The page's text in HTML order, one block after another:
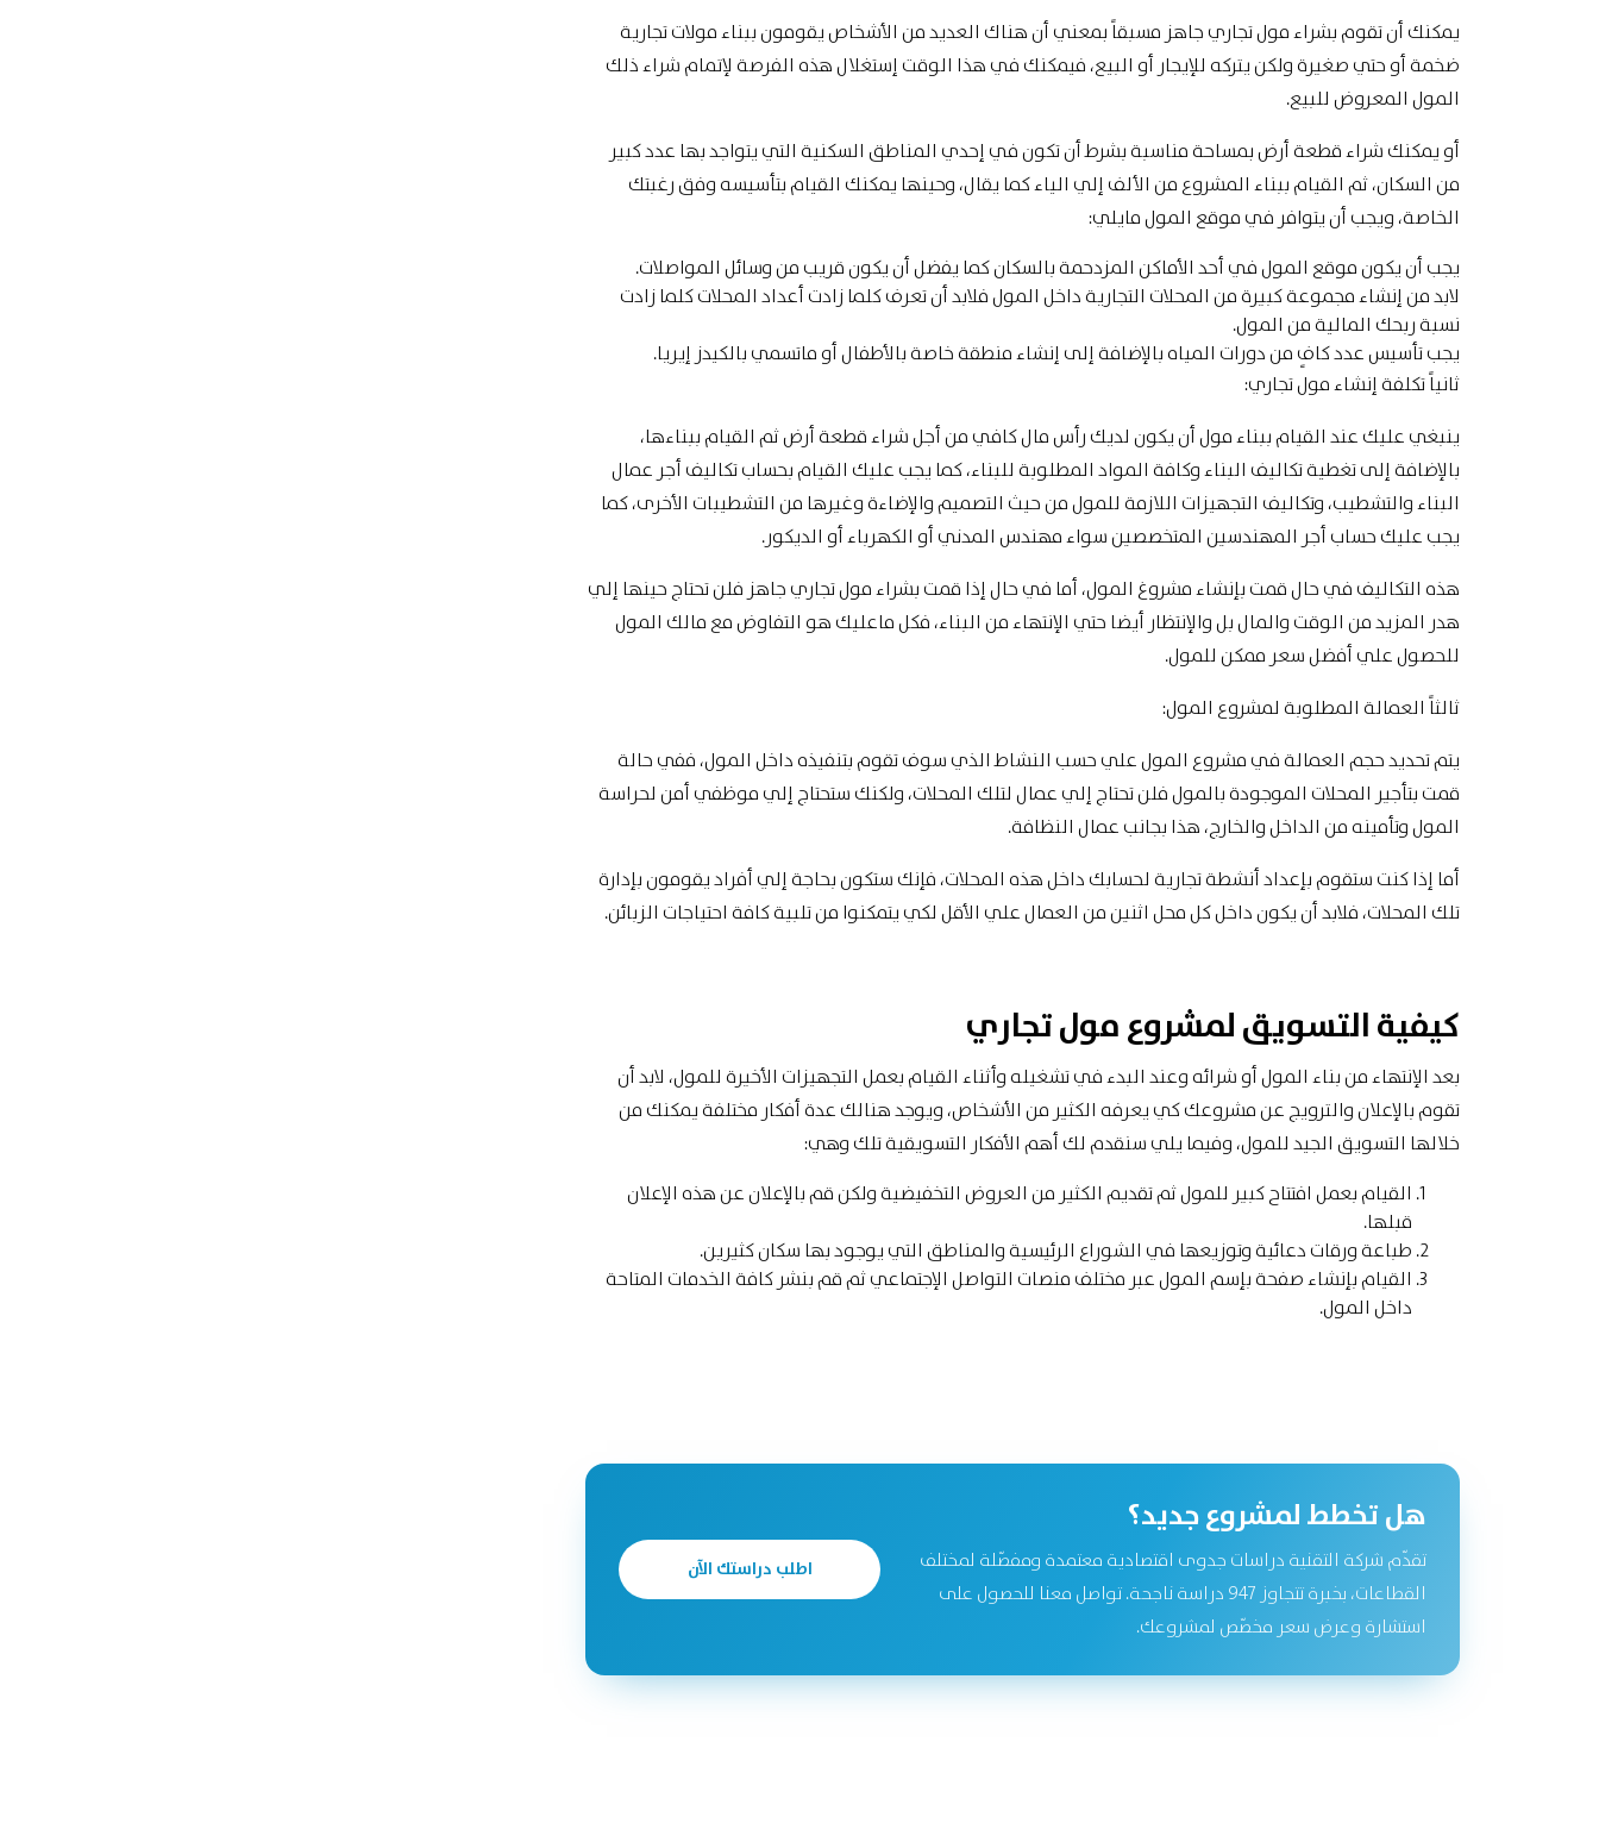
يمكنك أن تقوم بشراء مول تجاري جاهز مسبقاً بمعني أن هناك العديد من الأشخاص يقومون ببناء مولات تجارية
ضخمة أو حتي صغيرة ولكن يتركه للإيجار أو البيع، فيمكنك في هذا الوقت إستغلال هذه الفرصة لإتمام شراء ذلك
المول المعروض للبيع.
أو يمكنك شراء قطعة أرض بمساحة مناسبة بشرط أن تكون في إحدي المناطق السكنية التي يتواجد بها عدد كبير
من السكان، ثم القيام ببناء المشروع من الألف إلي الياء كما يقال، وحينها يمكنك القيام بتأسيسه وفق رغبتك
الخاصة، ويجب أن يتوافر في موقع المول مايلي:
يجب أن يكون موقع المول في أحد الأماكن المزدحمة بالسكان كما يفضل أن يكون قريب من وسائل المواصلات.
لابد من إنشاء مجموعة كبيرة من المحلات التجارية داخل المول فلابد أن تعرف كلما زادت أعداد المحلات كلما زادت
نسبة ربحك المالية من المول.
يجب تأسيس عدد كافٍ من دورات المياه بالإضافة إلى إنشاء منطقة خاصة بالأطفال أو ماتسمي بالكيدز إيريا.
ثانياً تكلفة إنشاء مول تجاري:
ينبغي عليك عند القيام ببناء مول أن يكون لديك رأس مال كافي من أجل شراء قطعة أرض ثم القيام ببناءها،
بالإضافة إلى تغطية تكاليف البناء وكافة المواد المطلوبة للبناء، كما يجب عليك القيام بحساب تكاليف أجر عمال
البناء والتشطيب، وتكاليف التجهيزات اللازمة للمول من حيث التصميم والإضاءة وغيرها من التشطيبات الأخرى، كما
يجب عليك حساب أجر المهندسين المتخصصين سواء مهندس المدني أو الكهرباء أو الديكور.
هذه التكاليف في حال قمت بإنشاء مشروغ المول، أما في حال إذا قمت بشراء مول تجاري جاهز فلن تحتاج حينها إلي
هدر المزيد من الوقت والمال بل والإنتظار أيضا حتي الإنتهاء من البناء، فكل ماعليك هو التفاوض مع مالك المول
للحصول علي أفضل سعر ممكن للمول.
ثالثاً العمالة المطلوبة لمشروع المول:
يتم تحديد حجم العمالة في مشروع المول علي حسب النشاط الذي سوف تقوم بتنفيذه داخل المول، ففي حالة
قمت بتأجير المحلات الموجودة بالمول فلن تحتاج إلي عمال لتلك المحلات، ولكنك ستحتاج إلي موظفي أمن لحراسة
المول وتأمينه من الداخل والخارج، هذا بجانب عمال النظافة.
أما إذا كنت ستقوم بإعداد أنشطة تجارية لحسابك داخل هذه المحلات، فإنك ستكون بحاجة إلي أفراد يقومون بإدارة
تلك المحلات، فلابد أن يكون داخل كل محل اثنين من العمال علي الأقل لكي يتمكنوا من تلبية كافة احتياجات الزبائن.
كيفية التسويق لمشروع مول تجاري
بعد الإنتهاء من بناء المول أو شرائه وعند البدء في تشغيله وأثناء القيام بعمل التجهيزات الأخيرة للمول، لابد أن
تقوم بالإعلان والترويج عن مشروعك كي يعرفه الكثير من الأشخاص، ويوجد هنالك عدة أفكار مختلفة يمكنك من
خلالها التسويق الجيد للمول، وفيما يلي سنقدم لك أهم الأفكار التسويقية تلك وهي:
القيام بعمل افتتاح كبير للمول ثم تقديم الكثير من العروض التخفيضية ولكن قم بالإعلان عن هذه الإعلان
قبلها.
طباعة ورقات دعائية وتوزيعها في الشوراع الرئيسية والمناطق التي يوجود بها سكان كثيرين.
القيام بإنشاء صفحة بإسم المول عبر مختلف منصات التواصل الإجتماعي ثم قم بنشر كافة الخدمات المتاحة
داخل المول.
هل تخطط لمشروع جديد؟
تقدّم شركة التقنية دراسات جدوى اقتصادية معتمدة ومفصّلة لمختلف
القطاعات، بخبرة تتجاوز 947 دراسة ناجحة. تواصل معنا للحصول على
استشارة وعرض سعر مخصّص لمشروعك.
اطلب دراستك الآن